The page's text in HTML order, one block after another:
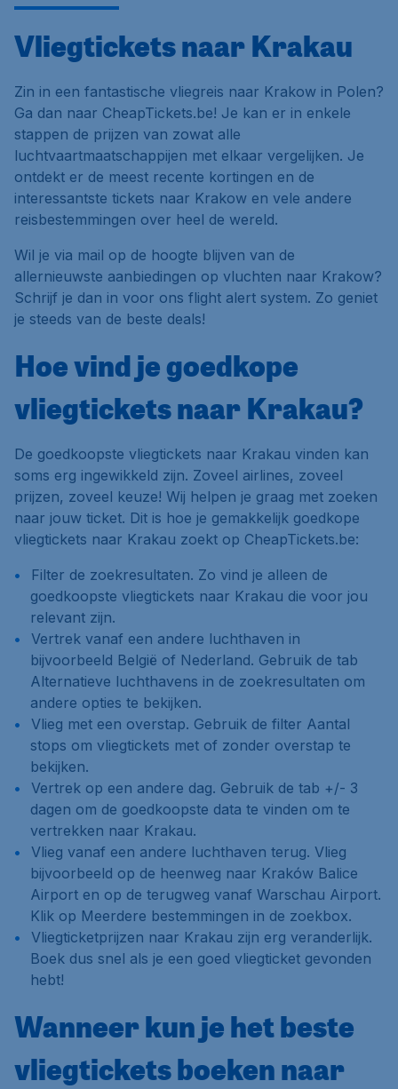
Vliegtickets naar Krakau
Zin in een fantastische vliegreis naar Krakow in Polen?
Ga dan naar CheapTickets.be! Je kan er in enkele
stappen de prijzen van zowat alle
luchtvaartmaatschappijen met elkaar vergelijken. Je
ontdekt er de meest recente kortingen en de
interessantste tickets naar Krakow en vele andere
reisbestemmingen over heel de wereld.
Wil je via mail op de hoogte blijven van de
allernieuwste aanbiedingen op vluchten naar Krakow?
Schrijf je dan in voor ons flight alert system. Zo geniet
je steeds van de beste deals!
Hoe vind je goedkope
vliegtickets naar Krakau?
De goedkoopste vliegtickets naar Krakau vinden kan
soms erg ingewikkeld zijn. Zoveel airlines, zoveel
prijzen, zoveel keuze! Wij helpen je graag met zoeken
naar jouw ticket. Dit is hoe je gemakkelijk goedkope
vliegtickets naar Krakau zoekt op CheapTickets.be:
Filter de zoekresultaten. Zo vind je alleen de
goedkoopste vliegtickets naar Krakau die voor jou
relevant zijn.
Vertrek vanaf een andere luchthaven in
bijvoorbeeld België of Nederland. Gebruik de tab
Alternatieve luchthavens in de zoekresultaten om
andere opties te bekijken.
Vlieg met een overstap. Gebruik de filter Aantal
stops om vliegtickets met of zonder overstap te
bekijken.
Vertrek op een andere dag. Gebruik de tab +/- 3
dagen om de goedkoopste data te vinden om te
vertrekken naar Krakau.
Vlieg vanaf een andere luchthaven terug. Vlieg
bijvoorbeeld op de heenweg naar Kraków Balice
Airport en op de terugweg vanaf Warschau Airport.
Klik op Meerdere bestemmingen in de zoekbox.
Vliegticketprijzen naar Krakau zijn erg veranderlijk.
Boek dus snel als je een goed vliegticket gevonden
hebt!
Wanneer kun je het beste
vliegtickets boeken naar